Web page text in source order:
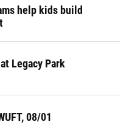
help kids build
Legacy Park
08/01